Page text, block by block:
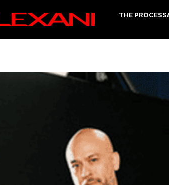
THE PROCESS